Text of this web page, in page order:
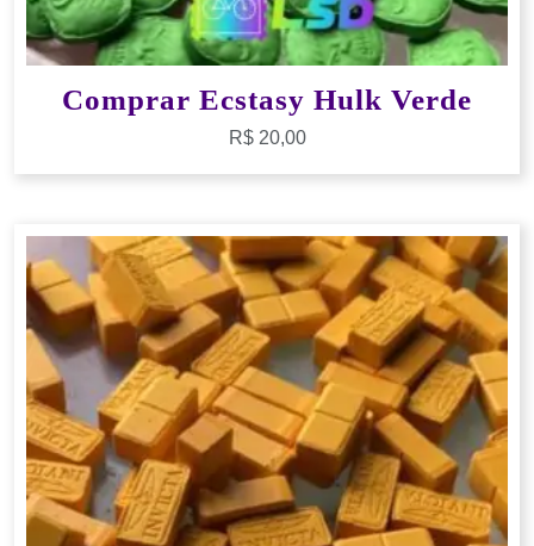
Comprar Ecstasy Hulk Verde
R$20,00